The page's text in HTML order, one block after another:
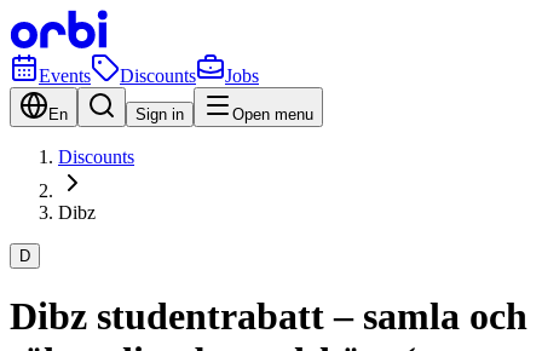
Events Discounts Jobs
En Sign in Open menu
Discounts
Dibz
D
Dibz studentrabatt – samla och